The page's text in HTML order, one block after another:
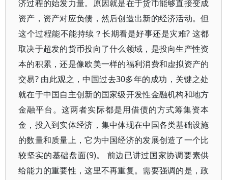
济过程的始发力量。原因就是在于货币能够直接变成
资产，资产对应负债，然后创造出新的经济活动。但
这个过程能不能持续？长期看是好事还是灾难? 这都
取决于超发的货币投向了什么领域，是投向生产性资
本的积累，还是像欧美一样的福利消费和虚拟资产的
交易? 由此观之，中国过去30多年的成功，关键之处
就在于中国自主创新的国家级开发性金融机构和地方
金融平台。这两者实际都是用借债的方式筹集资本
金，投入到实体经济，集中体现在中国各类基础设施
的数量和质量上，它为中国经济的发展创造了一个比
较坚实的基础盘面(9)。 前边已讲过国家协调要素供
给能力的重要性，这里不再重复。需要强调的是，政